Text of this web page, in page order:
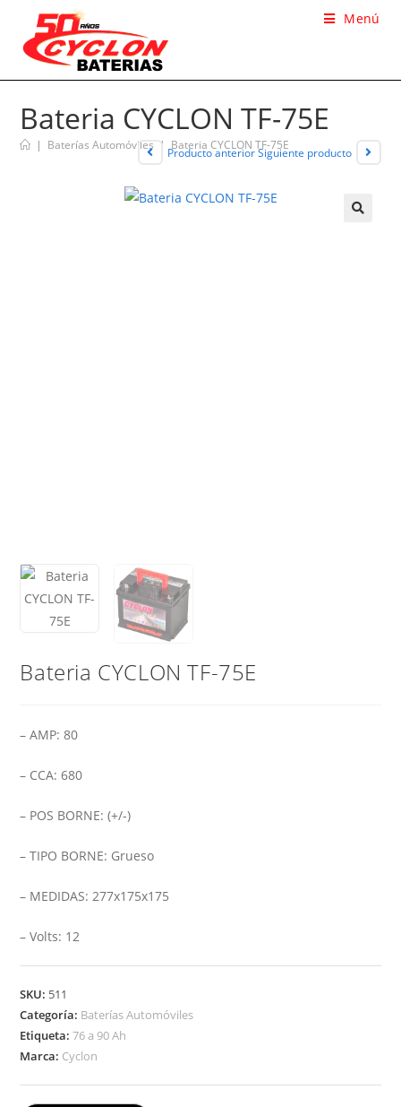
Menú
Bateria CYCLON TF-75E
| Baterías Automóviles | Bateria CYCLON TF-75E
Producto anterior Siguiente producto
Bateria CYCLON TF-75E
– AMP: 80
– CCA: 680
– POS BORNE: (+/-)
– TIPO BORNE: Grueso
– MEDIDAS: 277x175x175
– Volts: 12
SKU: 511
Categoría: Baterías Automóviles
Etiqueta:76 a 90 Ah
Marca: Cyclon